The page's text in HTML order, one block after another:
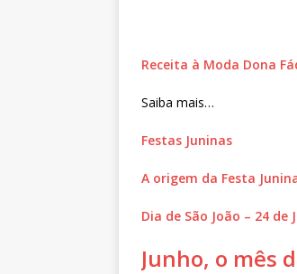
Receita à Moda Dona
Saiba mais…
Festas Juninas
A origem da Festa
Dia de São João – 24 de
Junho, o mês